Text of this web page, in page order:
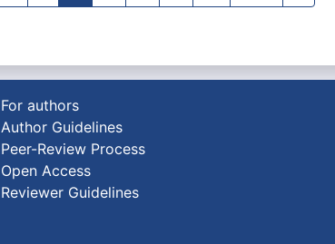
For authors
Author Guidelines
Peer-Review Process
Open Access
Reviewer Guidelines